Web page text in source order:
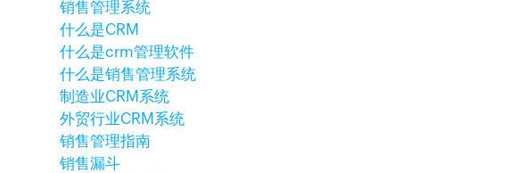
销售管理系统
什么是CRM
什么是crm管理软件
什么是销售管理系统
制造业CRM系统
外贸行业CRM系统
销售管理指南
销售漏斗